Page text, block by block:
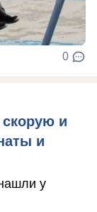
0
и
и
у